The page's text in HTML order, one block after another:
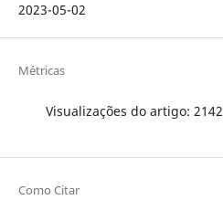
2023-05-02
Métricas
Visualizações do artigo: 2142
Como Citar